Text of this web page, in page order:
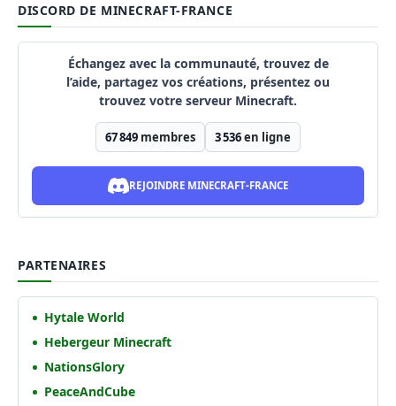
DISCORD DE MINECRAFT-FRANCE
Échangez avec la communauté, trouvez de
l’aide, partagez vos créations, présentez ou
trouvez votre serveur Minecraft.
67 849 membres 3 536en ligne
REJOINDRE MINECRAFT-FRANCE
PARTENAIRES
Hytale World
Hebergeur Minecraft
NationsGlory
PeaceAndCube